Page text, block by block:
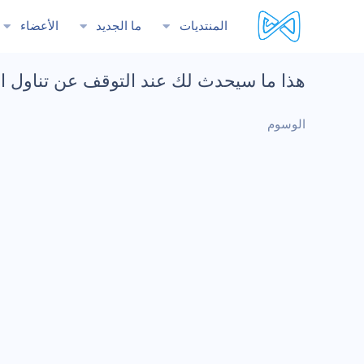
المنتديات ما الجديد الأعضاء
هذا ما سيحدث لك عند التوقف عن تناول
الوسوم